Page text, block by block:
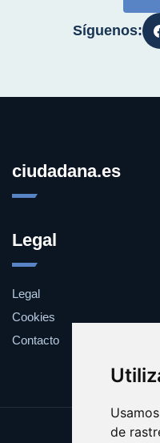
de
Síguenos:
ciudadana.es
Legal
Legal
Cookies
Contacto
Update